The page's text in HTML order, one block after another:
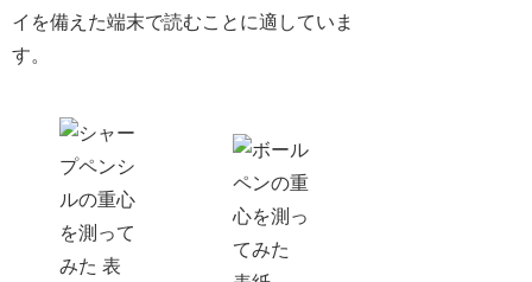
イを備えた端末で読むことに適していま
す。